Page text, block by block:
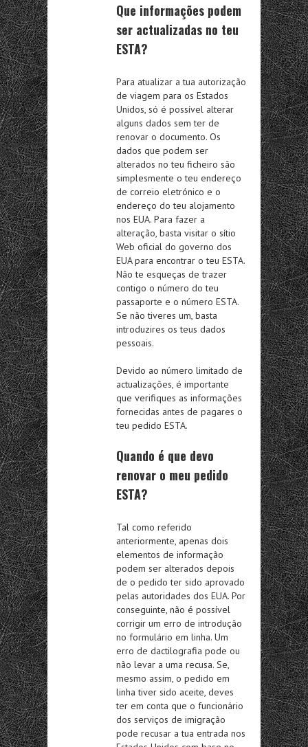
Que informações podem
ser actualizadas no teu
ESTA?
Para atualizar a tua autorização
de viagem para os Estados
Unidos, só é possível alterar
alguns dados sem ter de
renovar o documento. Os
dados que podem ser
alterados no teu ficheiro são
simplesmente o teu endereço
de correio eletrónico e o
endereço do teu alojamento
nos EUA. Para fazer a
alteração, basta visitar o sítio
Web oficial do governo dos
EUA para encontrar o teu ESTA.
Não te esqueças de trazer
contigo o número do teu
passaporte e o número ESTA.
Se não tiveres um, basta
introduzires os teus dados
pessoais.
Devido ao número limitado de
actualizações, é importante
que verifiques as informações
fornecidas antes de pagares o
teu pedido ESTA.
Quando é que devo
renovar o meu pedido
ESTA?
Tal como referido
anteriormente, apenas dois
elementos de informação
podem ser alterados depois
de o pedido ter sido aprovado
pelas autoridades dos EUA. Por
conseguinte, não é possível
corrigir um erro de introdução
no formulário em linha. Um
erro de dactilografia pode ou
não levar a uma recusa. Se,
mesmo assim, o pedido em
linha tiver sido aceite, deves
ter em conta que o funcionário
dos serviços de imigração
pode recusar a tua entrada nos